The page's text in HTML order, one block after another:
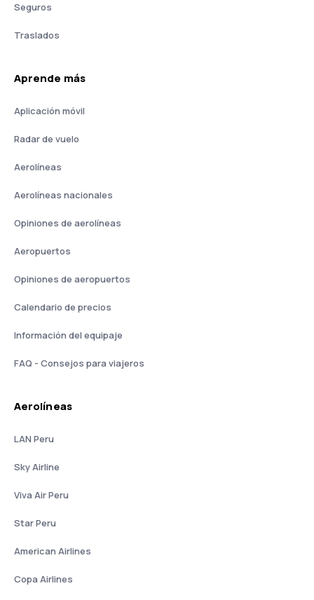
Seguros
Traslados
Aprende más
Aplicación móvil
Radar de vuelo
Aerolíneas
Aerolíneas nacionales
Opiniones de aerolíneas
Aeropuertos
Opiniones de aeropuertos
Calendario de precios
Información del equipaje
FAQ - Consejos para viajeros
Aerolíneas
LAN Peru
Sky Airline
Viva Air Peru
Star Peru
American Airlines
Copa Airlines